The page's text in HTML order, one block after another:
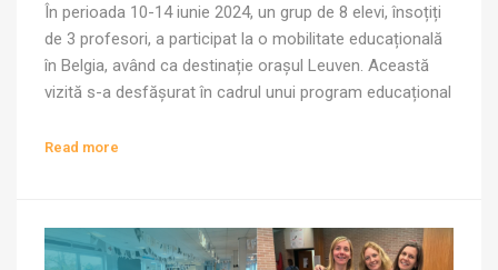
În perioada 10-14 iunie 2024, un grup de 8 elevi, însoțiți
de 3 profesori, a participat la o mobilitate educațională
în Belgia, având ca destinație orașul Leuven. Această
vizită s-a desfășurat în cadrul unui program educațional
dezvolte abilitățile de implicare civică și responsabilitate
Read more